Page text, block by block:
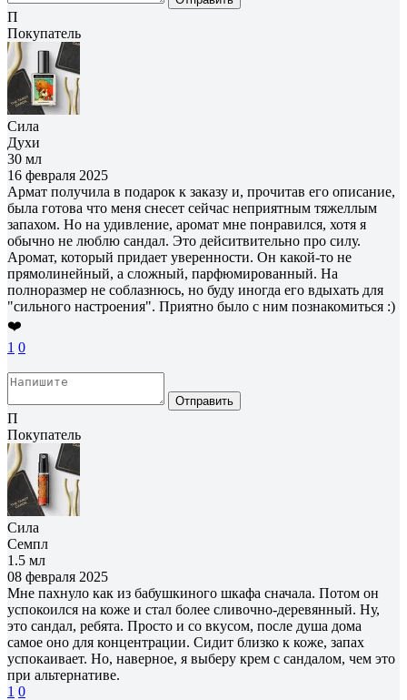
П
Покупатель
Сила
Духи
30 мл
16 февраля 2025
Армат получила в подарок к заказу и, прочитав его описание,
была готова что меня снесет сейчас неприятным тяжеллым
запахом. Но на удивление, аромат мне понравился, хотя я
обычно не люблю сандал. Это дейситвительно про силу.
Аромат, который придает уверенности. Он какой-то не
прямолинейный, а сложный, парфюмированный. На
полноразмер не соблазнюсь, но буду иногда его вдыхать для
"сильного настроения". Приятно было с ним познакомиться :)
❤️
1 0
Отправить
П
Покупатель
Сила
Семпл
1.5 мл
08 февраля 2025
Мне пахнуло как из бабушкиного шкафа сначала. Потом он
успокоился на коже и стал более сливочно-деревянный. Ну,
это сандал, ребята. Просто и со вкусом, после душа дома
самое оно для концентрации. Сидит близко к коже, запах
успокаивает. Но, наверное, я выберу крем с сандалом, чем это
при альтернативе.
1 0